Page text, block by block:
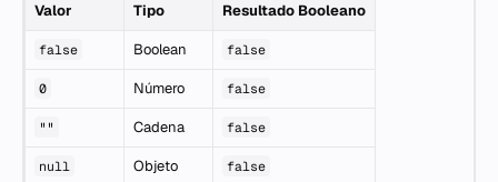
Valor Tipo Resultado Booleano
false Boolean false
0 Número false
"" Cadena false
null Objeto false